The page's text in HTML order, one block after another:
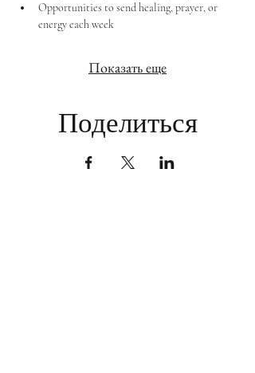
Opportunities to send healing, prayer, or
energy each week
Показать еще
Поделиться